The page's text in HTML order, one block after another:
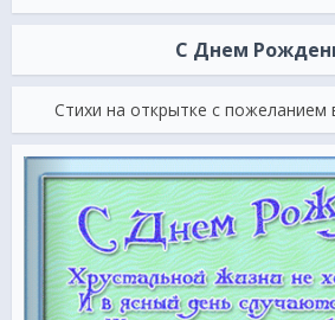
С Днем
Стихи на открытке с